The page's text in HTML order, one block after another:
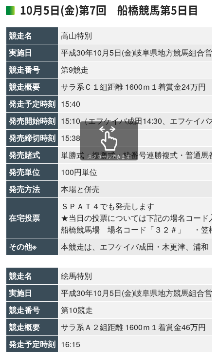
10月5日(金)第7回 船橋競馬第5日目
競走名
高山特別
実施日
平成30年10月5日(金)岐阜県地方競馬組合
競走番号
第9競走
競走概要
サラ系Ｃ１組距離 1600ｍ１着賞金24万円
発走予定時刻 15:40
発売開始時刻 15:10（エフケイバ成田14:30、エフケイバ
発売締切時刻 15:38
発売賭式
単勝式・複勝式・枠番号連勝複式・普通馬
発売単位
100円単位
発売方法
本場と併売
在宅投票
ＳＰＡＴ４でも発売します
★当日の投票については下記の場名コード
船橋競馬場 場名コード「３２＃」 ・笠
その他※
本競走は、エフケイバ成田・木更津、浦和
スクロールできます
競走名
絵馬特別
実施日
平成30年10月5日(金)岐阜県地方競馬組合
競走番号
第10競走
競走概要
サラ系Ａ２組距離 1600ｍ１着賞金46万円
発走予定時刻 16:15